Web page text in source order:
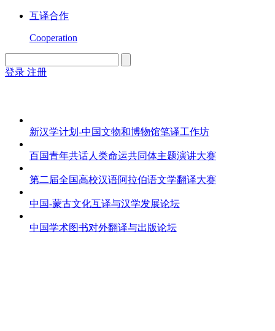
互译合作
Cooperation
登录 注册
新汉学计划-中国文物和博物馆笔译工作坊
百国青年共话人类命运共同体主题演讲大赛
第二届全国高校汉语阿拉伯语文学翻译大赛
中国-蒙古文化互译与汉学发展论坛
中国学术图书对外翻译与出版论坛